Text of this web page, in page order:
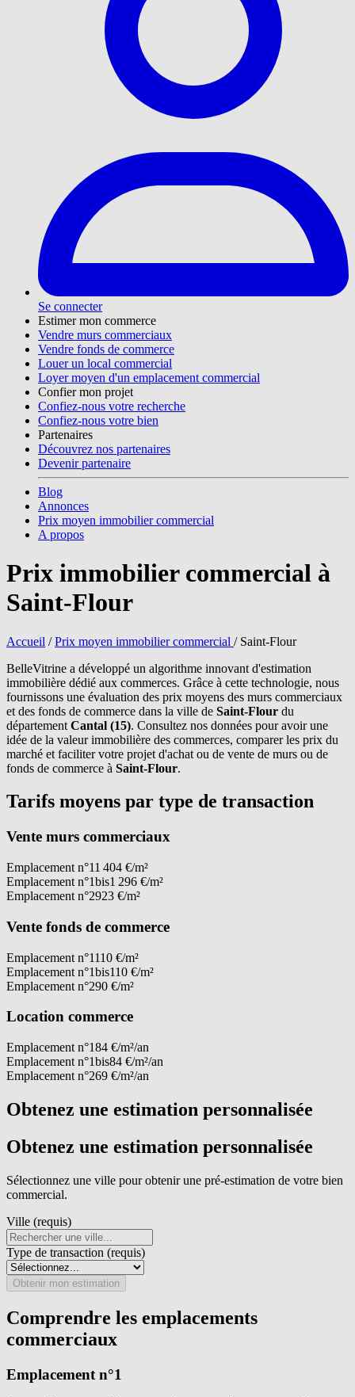
Se connecter
Estimer mon commerce
Vendre murs commerciaux
Vendre fonds de commerce
Louer un local commercial
Loyer moyen d'un emplacement commercial
Confier mon projet
Confiez-nous votre recherche
Confiez-nous votre bien
Partenaires
Découvrez nos partenaires
Devenir partenaire
Blog
Annonces
Prix moyen immobilier commercial
A propos
Prix immobilier commercial à
Saint-Flour
Accueil /Prix moyen immobilier commercial / Saint-Flour
BelleVitrine a développé un algorithme innovant d'estimation
immobilière dédié aux commerces. Grâce à cette technologie, nous
fournissons une évaluation des prix moyens des murs commerciaux
et des fonds de commerce dans la ville de Saint-Flour du
département Cantal (15). Consultez nos données pour avoir une
idée de la valeur immobilière des commerces, comparer les prix du
marché et faciliter votre projet d'achat ou de vente de murs ou de
fonds de commerce à Saint-Flour.
Tarifs moyens par type de transaction
Vente murs commerciaux
Emplacement n°11 404 €/m²
Emplacement n°1bis1 296 €/m²
Emplacement n°2923 €/m²
Vente fonds de commerce
Emplacement n°1110 €/m²
Emplacement n°1bis110 €/m²
Emplacement n°290 €/m²
Location commerce
Emplacement n°184 €/m²/an
Emplacement n°1bis84 €/m²/an
Emplacement n°269 €/m²/an
Obtenez une estimation personnalisée
Obtenez une estimation personnalisée
Sélectionnez une ville pour obtenir une pré-estimation de votre bien
commercial.
Ville (requis)
Type de transaction (requis)
Obtenir mon estimation
Comprendre les emplacements
commerciaux
Emplacement n°1